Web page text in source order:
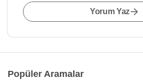
Yorum Yaz
Popüler Aramalar